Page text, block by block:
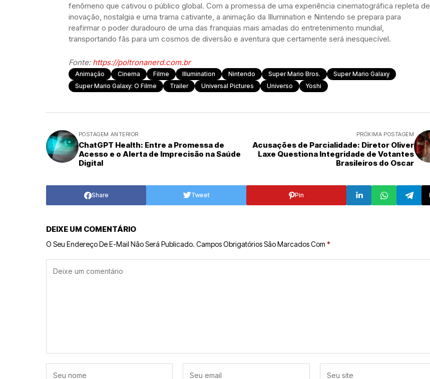
fenômeno que cativou o público global. Com a promessa de uma experiência cinematográfica repleta de
inovação, nostalgia e uma trama cativante, a animação da Illumination e Nintendo se prepara para
reafirmar o poder duradouro de uma das franquias mais amadas do entretenimento mundial,
transportando fãs para um cosmos de diversão e aventura que certamente será inesquecível.
Fonte: https://poltronanerd.com.br
Animação Cinema Filme Illumination Nintendo Super Mario Bros.
Super Mario Galaxy
Super Mario Galaxy: O Filme
Trailer Universal Pictures Universo Yoshi
POSTAGEM ANTERIOR
ChatGPT Health: Entre a Promessa de
Acesso e o Alerta de Imprecisão na Saúde
Digital
PRÓXIMA POSTAGEM
Acusações de Parcialidade: Diretor Oliver
Laxe Questiona Integridade de Votantes
Brasileiros do Oscar
Share Tweet Pin
DEIXE UM COMENTÁRIO
O Seu Endereço De E-Mail Não Será Publicado. Campos Obrigatórios São Marcados Com *